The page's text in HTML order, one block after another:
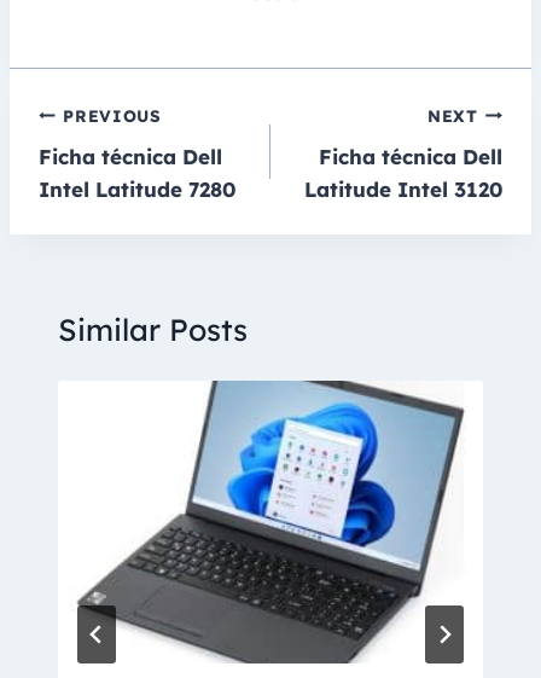
Navegación
de
entradas
PREVIOUS
Ficha técnica Dell
Intel Latitude 7280
NEXT
Ficha técnica Dell
Latitude Intel 3120
Similar Posts